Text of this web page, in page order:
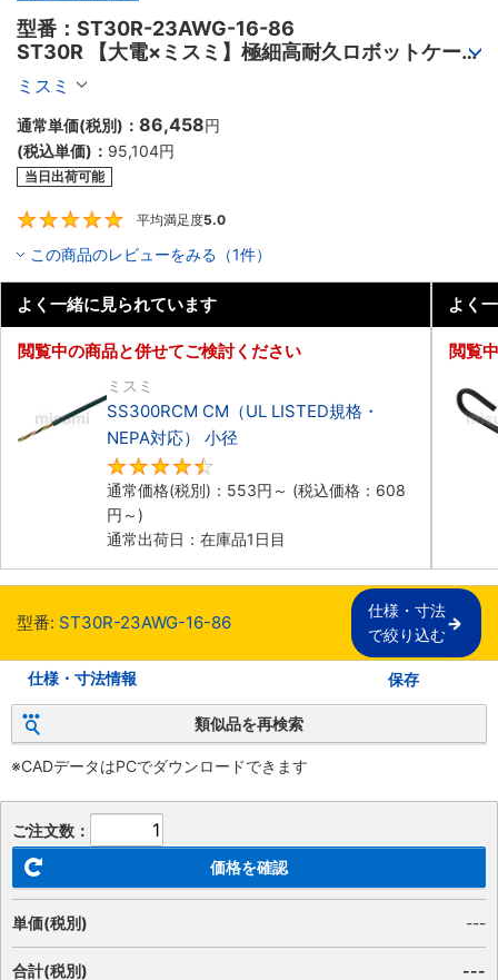
型番：ST30R-23AWG-16-86
ST30R 【大電×ミスミ】極細高耐久ロボットケーブ
ル（シールド無・有）
ミスミ
通常単価(税別)： 86,458円
(税込単価)： 95,104円
当日出荷可能
平均満足度5.0
この商品のレビューをみる（1件）
よく一緒に見られています
閲覧中の商品と併せてご検討ください
ミスミ
SS300RCM CM（UL LISTED規格・
NEPA対応） 小径
通常価格(税別)： 553円 ～ (税込価格： 608
円 ～)
通常出荷日：在庫品1日目
よく
閲覧
型番: ST30R-23AWG-16-86
仕様・寸法
で絞り込む
仕様・寸法情報 保存
類似品を再検索
※CADデータはPCでダウンロードできます
ご注文数：
価格を確認
単価(税別) ---
合計(税別)
---